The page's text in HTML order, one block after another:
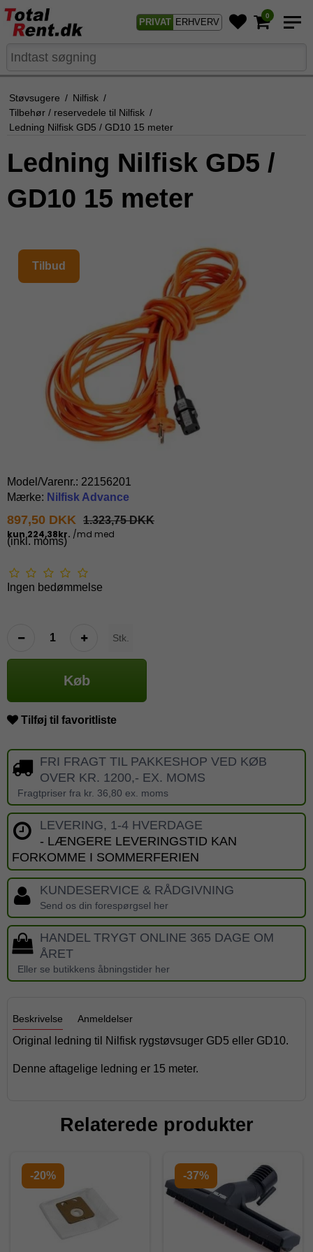
PRIVAT ERHVERV
0
Støvsugere / Nilfisk /
Tilbehør / reservedele til Nilfisk /
Ledning Nilfisk GD5 / GD10 15 meter
Ledning Nilfisk GD5 /
GD10 15 meter
Tilbud
Model/Varenr.: 22156201
Mærke: Nilfisk Advance
897,50 DKK 1.323,75 DKK
(inkl. moms)
Ingen bedømmelse
Stk.
Køb
Tilføj til favoritliste
FRI FRAGT TIL PAKKESHOP VED KØB
OVER KR. 1200,- EX. MOMS
Fragtpriser fra kr. 36,80 ex. moms
LEVERING, 1-4 HVERDAGE
- LÆNGERE LEVERINGSTID KAN
FORKOMME I SOMMERFERIEN
KUNDESERVICE & RÅDGIVNING
Send os din forespørgsel her
HANDEL TRYGT ONLINE 365 DAGE OM
ÅRET
Eller se butikkens åbningstider her
Beskrivelse Anmeldelser
Original ledning til Nilfisk rygstøvsuger GD5 eller GD10.
Denne aftagelige ledning er 15 meter.
Relaterede produkter
-20% -37%